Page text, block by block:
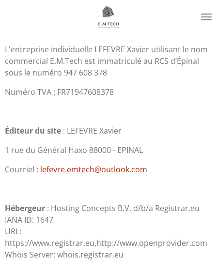
principal
L'entreprise individuelle LEFEVRE Xavier utilisant le nom
commercial E.M.Tech est immatriculé au RCS d’Épinal
sous le numéro 947 608 378
Numéro TVA : FR71947608378
Éditeur du site : LEFEVRE Xavier
1 rue du Général Haxo 88000 - EPINAL
Courriel : lefevre.emtech@outlook.com
Hébergeur : Hosting Concepts B.V. d/b/a Registrar.eu
IANA ID: 1647
URL:
https://www.registrar.eu,http://www.openprovider.com
Whois Server: whois.registrar.eu